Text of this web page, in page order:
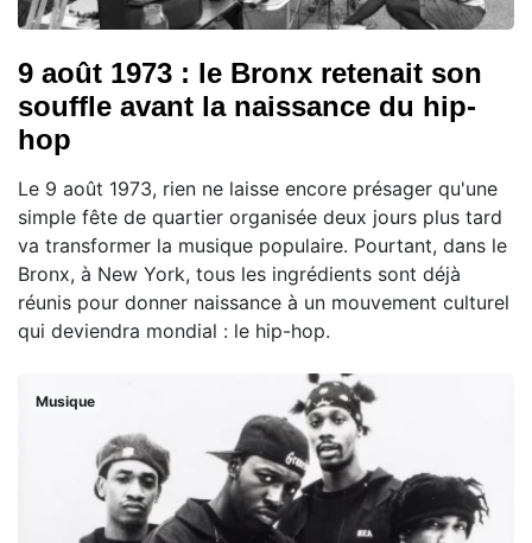
9 août 1973 : le Bronx retenait son
souffle avant la naissance du hip-
hop
Le 9 août 1973, rien ne laisse encore présager qu'une
simple fête de quartier organisée deux jours plus tard
va transformer la musique populaire. Pourtant, dans le
Bronx, à New York, tous les ingrédients sont déjà
réunis pour donner naissance à un mouvement culturel
qui deviendra mondial : le hip-hop.
Musique